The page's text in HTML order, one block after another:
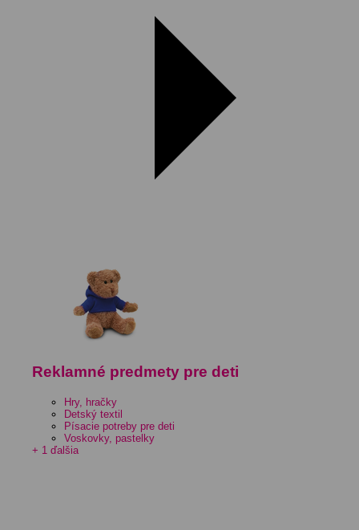
Reklamné predmety pre deti
Hry, hračky
Detský textil
Písacie potreby pre deti
Voskovky, pastelky
+ 1 ďalšia